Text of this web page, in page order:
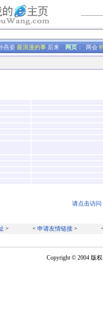
燕姿 最浪漫的事 后来 网页： 两会
请点击访
> < 申请友情链接 >
Copyright © 2004 版权